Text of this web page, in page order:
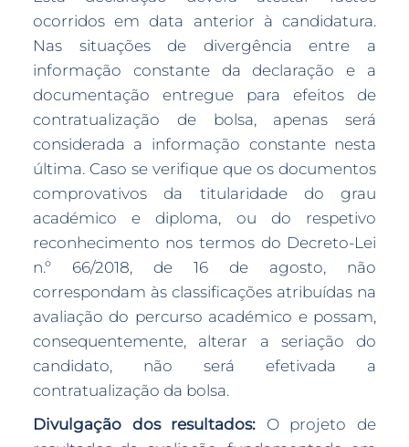
ocorridos em data anterior à candidatura.
Nas situações de divergência entre a
informação constante da declaração e a
documentação entregue para efeitos de
contratualização de bolsa, apenas será
considerada a informação constante nesta
última. Caso se verifique que os documentos
comprovativos da titularidade do grau
académico e diploma, ou do respetivo
reconhecimento nos termos do Decreto-Lei
n.º 66/2018, de 16 de agosto, não
correspondam às classificações atribuídas na
avaliação do percurso académico e possam,
consequentemente, alterar a seriação do
candidato, não será efetivada a
contratualização da bolsa.
Divulgação dos resultados: O projeto de